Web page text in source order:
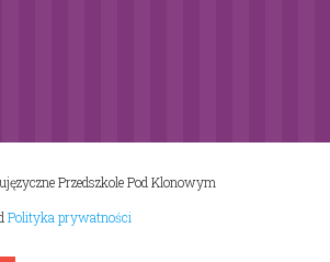
Przedszkole Pod Klonowym
Polityka prywatności